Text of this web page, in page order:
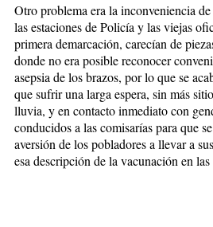
Otro problema era la inconveniencia
las estaciones de Policía y las viejas
primera demarcación, carecían de
donde no era posible reconocer
asepsia de los brazos, por lo que se
que sufrir una larga espera, sin más
lluvia, y en contacto inmediato con
conducidos a las comisarías para que
aversión de los pobladores a llevar a
esa descripción de la vacunación en